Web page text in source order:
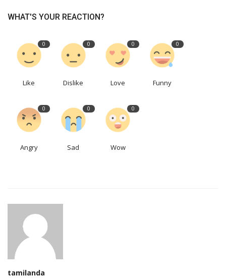
WHAT'S YOUR REACTION?
0
Like
0
Dislike
0
Love
0
Funny
0
Angry
0
Sad
0
Wow
tamilanda